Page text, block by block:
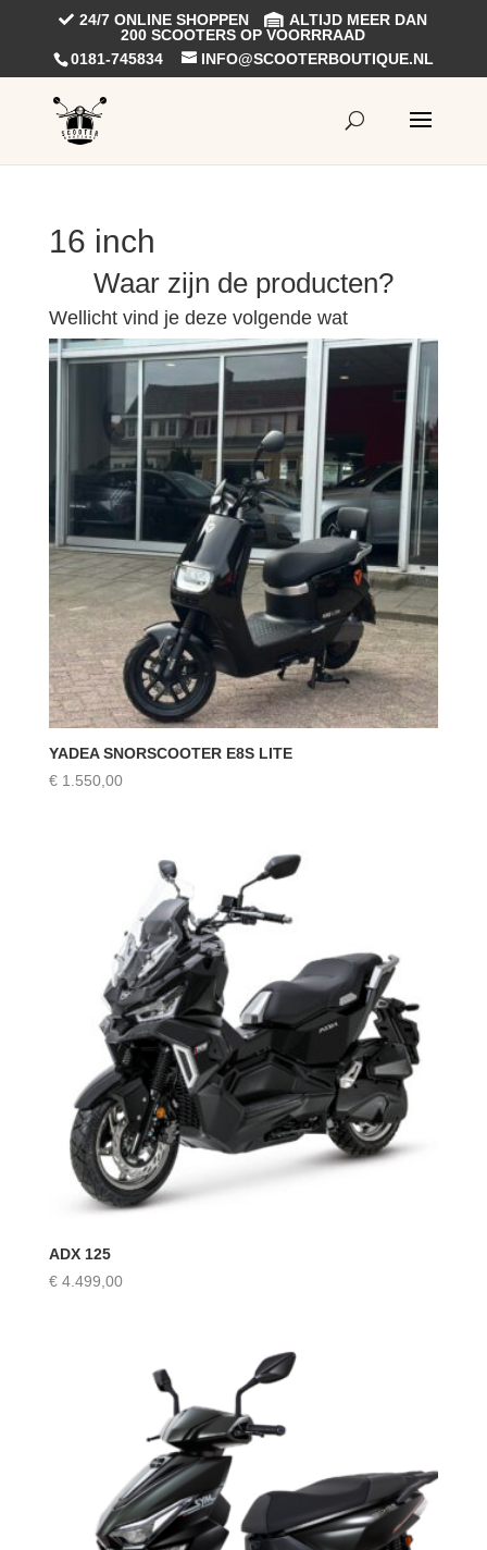
24/7 ONLINE SHOPPEN
ALTIJD MEER DAN
200 SCOOTERS OP VOORRRAAD
0181-745834
INFO@SCOOTERBOUTIQUE.NL
16 inch
Waar zijn de producten?
Wellicht vind je deze volgende wat
YADEA SNORSCOOTER E8S LITE
€1.550,00
ADX 125
€4.499,00